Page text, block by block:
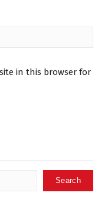
in this browser for